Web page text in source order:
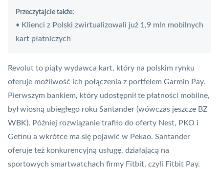
Przeczytajcie także:
• Klienci z Polski zwirtualizowali już 1,9 mln mobilnych
kart płatniczych
Revolut to piąty wydawca kart, który na polskim rynku
oferuje możliwość ich połączenia z portfelem Garmin Pay.
Pierwszym bankiem, który udostępnił te płatności mobilne,
był wiosną ubiegłego roku Santander (wówczas jeszcze BZ
WBK). Później rozwiązanie trafiło do oferty Nest, PKO i
Getinu a wkrótce ma się pojawić w Pekao. Santander
oferuje też konkurencyjną usługę, działającą na
sportowych smartwatchach firmy Fitbit, czyli Fitbit Pay.